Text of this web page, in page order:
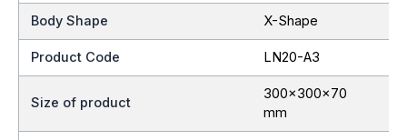
Body Shape X-Shape
Product Code LN20-A3
Size of product
300x300x70
mm